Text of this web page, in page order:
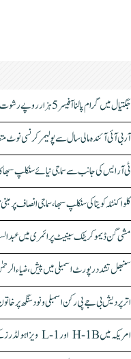
جگتیال میں گرام پالنا آفیسر 5 ہزار روپے رشوت لیتے ہوئے گرفتار
آر بی آئی آئندہ مالی سال سے پولیمر کرنسی نوٹ
ٹی آر ایس کی جانب سے سماجی نیائے سنکلپ سبھا کا
کلواکنٹلہ کویتا کی سنکلپ سبھا، سماجی انصاف پر
مشی گن ڈیموکریٹک سینیٹ پرائمری میں
سنبھل تشدد رپورٹ اسمبلی میں پیش، ضیاء
اتر پردیش بی جے پی رکن اسمبلی ونود سنگھ پر
امریکہ میں H-1B اور L-1 ویزا ہولڈرز کے لیے بڑی راحت، اب ملک چھوڑے بغیر ویزا تجدید ممکن